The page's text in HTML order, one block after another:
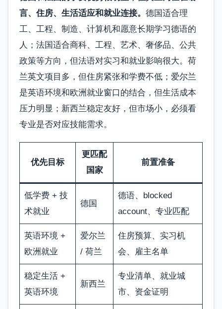
言、住房、生活适应和就业连接。 德国适合理
工、工程、制造、计算机和愿意长期学习德语的
人；法国适合商科、工程、艺术、奢侈品、公共
政策等方向，但法语对实习和就业影响很大。荷
兰英文项目多，但住房紧张和学费不低；爱尔兰
是英语环境和欧洲就业窗口的结合，但生活成本
压力明显；新西兰稳定友好，但市场小，必须看
专业是否对应技能需求。
优先目标
更匹配
国家
前置准备
低学费 + 技
术就业
德国
德语、blocked
account、专业匹配
英语环境 +
欧洲就业
爱尔兰
/ 荷兰
住房预算、实习机
会、雇主名单
稳定生活 +
英语环境
新西兰
专业清单、就业城
市、资金证明